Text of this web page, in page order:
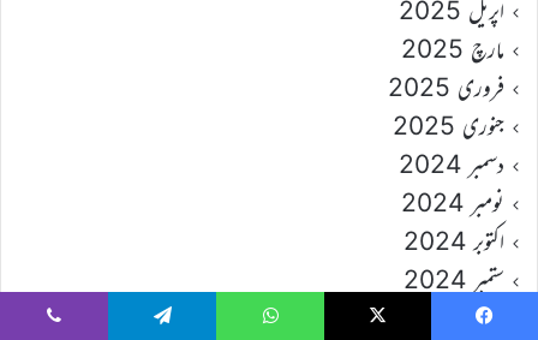
اپریل 2025
مارچ 2025
فروری 2025
جنوری 2025
دسمبر 2024
نومبر 2024
اکتوبر 2024
ستمبر 2024
اگست 2024